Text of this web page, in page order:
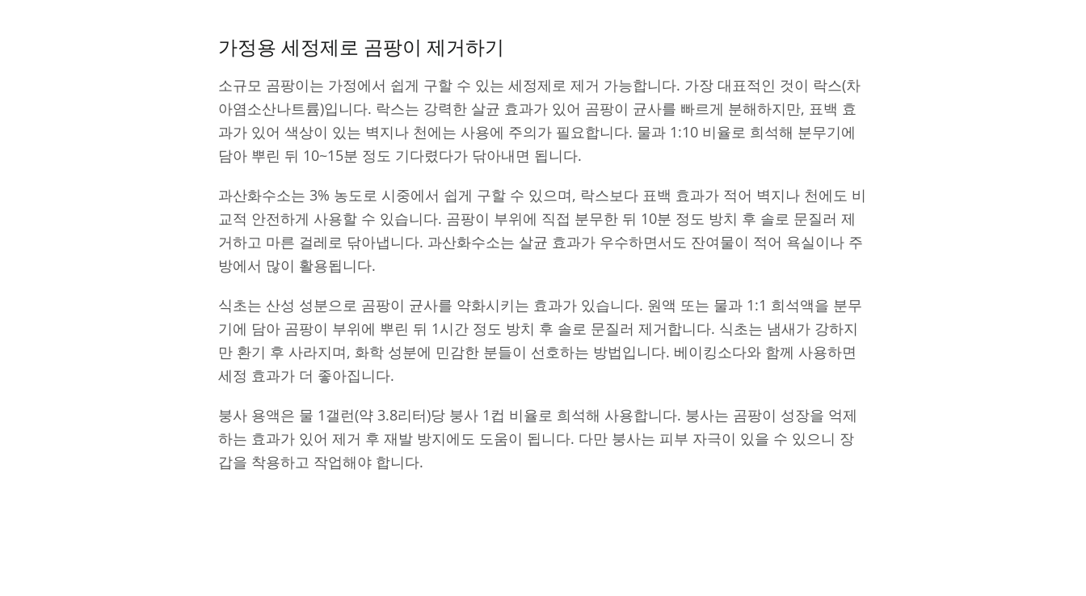
가정용 세정제로 곰팡이 제거하기
소규모 곰팡이는 가정에서 쉽게 구할 수 있는 세정제로 제거 가능합니다. 가장 대표적인 것이 락스(차
아염소산나트륨)입니다. 락스는 강력한 살균 효과가 있어 곰팡이 균사를 빠르게 분해하지만, 표백 효
과가 있어 색상이 있는 벽지나 천에는 사용에 주의가 필요합니다. 물과 1:10 비율로 희석해 분무기에
담아 뿌린 뒤 10~15분 정도 기다렸다가 닦아내면 됩니다.
과산화수소는 3% 농도로 시중에서 쉽게 구할 수 있으며, 락스보다 표백 효과가 적어 벽지나 천에도 비
교적 안전하게 사용할 수 있습니다. 곰팡이 부위에 직접 분무한 뒤 10분 정도 방치 후 솔로 문질러 제
거하고 마른 걸레로 닦아냅니다. 과산화수소는 살균 효과가 우수하면서도 잔여물이 적어 욕실이나 주
방에서 많이 활용됩니다.
식초는 산성 성분으로 곰팡이 균사를 약화시키는 효과가 있습니다. 원액 또는 물과 1:1 희석액을 분무
기에 담아 곰팡이 부위에 뿌린 뒤 1시간 정도 방치 후 솔로 문질러 제거합니다. 식초는 냄새가 강하지
만 환기 후 사라지며, 화학 성분에 민감한 분들이 선호하는 방법입니다. 베이킹소다와 함께 사용하면
세정 효과가 더 좋아집니다.
붕사 용액은 물 1갤런(약 3.8리터)당 붕사 1컵 비율로 희석해 사용합니다. 붕사는 곰팡이 성장을 억제
하는 효과가 있어 제거 후 재발 방지에도 도움이 됩니다. 다만 붕사는 피부 자극이 있을 수 있으니 장
갑을 착용하고 작업해야 합니다.